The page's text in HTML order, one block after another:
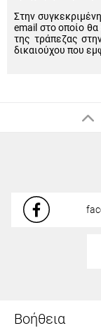
Στην
email στο οποίο
της τράπεζας
δικαιούχου που
Βοήθεια